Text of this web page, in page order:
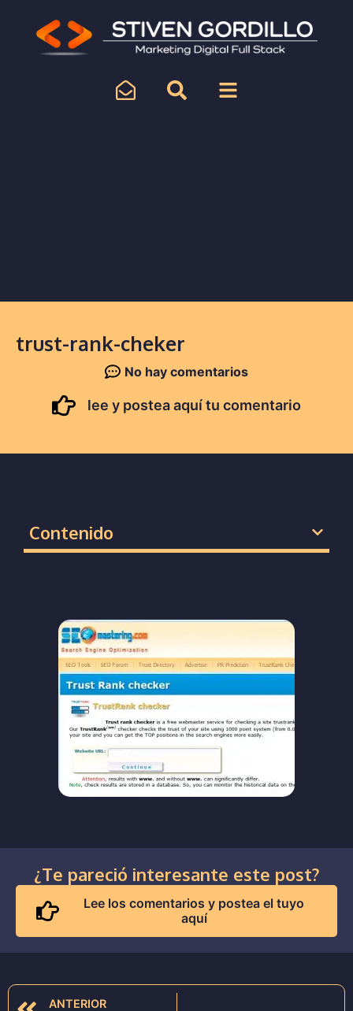
trust-rank-cheker
No hay comentarios
lee y postea aquí tu comentario
Contenido
¿Te pareció interesante este post?
Lee los comentarios y postea el tuyo
aquí
ANTERIOR